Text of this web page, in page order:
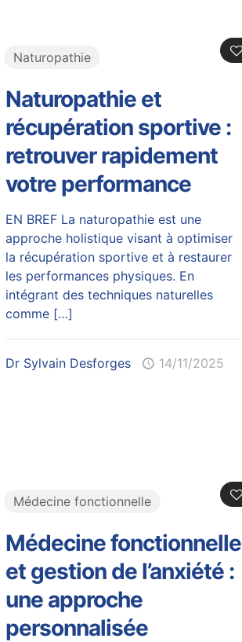
Naturopathie
Naturopathie et
récupération sportive :
retrouver rapidement
votre performance
EN BREF La naturopathie est une
approche holistique visant à optimiser
la récupération sportive et à restaurer
les performances physiques. En
intégrant des techniques naturelles
comme[…]
Dr Sylvain Desforges 14/11/2025
Médecine fonctionnelle
Médecine fonctionnelle
et gestion de l’anxiété :
une approche
personnalisée